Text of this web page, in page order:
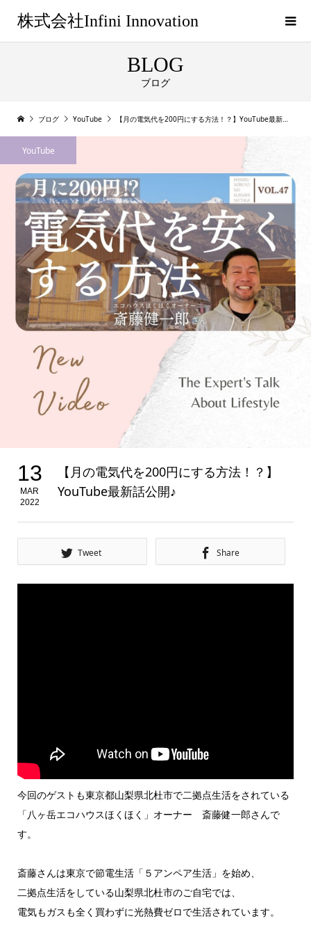
株式会社Infini Innovation
BLOG
ブログ
ブログ YouTube 【月の電気代を200円にする方法！？】YouTube最新話公開♪
YouTube
13
MAR
2022
【月の電気代を200円にする方法！？】
YouTube最新話公開♪
Tweet Share
今回のゲストも東京都山梨県北杜市で二拠点生活をされている
「八ヶ岳エコハウスほくほく」オーナー 斎藤健一郎さんで
す。
斎藤さんは東京で節電生活「５アンペア生活」を始め、
二拠点生活をしている山梨県北杜市のご自宅では、
電気もガスも全く買わずに光熱費ゼロで生活されています。